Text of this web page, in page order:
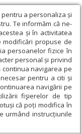
a personaliza și
Te informăm că ne-
și în activitatea
modificări propuse de
persoanelor fizice în
personal și privind
navigarea pe
pentru a citi și
navigării pe
fişierelor de tip
că poți modifica în
urmând instrucțiunile
şi
„Ziarul